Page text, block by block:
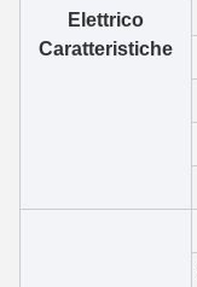
Elettrico
Caratteristiche